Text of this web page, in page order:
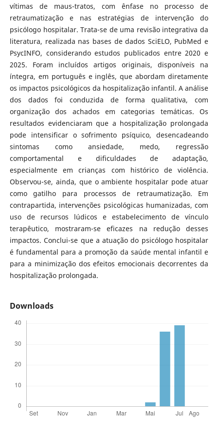
vítimas de maus-tratos, com ênfase no processo de
retraumatização e nas estratégias de intervenção do
psicólogo hospitalar. Trata-se de uma revisão integrativa da
literatura, realizada nas bases de dados SciELO, PubMed e
PsycINFO, considerando estudos publicados entre 2020 e
2025. Foram incluídos artigos originais, disponíveis na
íntegra, em português e inglês, que abordam diretamente
os impactos psicológicos da hospitalização infantil. A análise
dos dados foi conduzida de forma qualitativa, com
organização dos achados em categorias temáticas. Os
resultados evidenciaram que a hospitalização prolongada
pode intensificar o sofrimento psíquico, desencadeando
sintomas como ansiedade, medo, regressão
comportamental e dificuldades de adaptação,
especialmente em crianças com histórico de violência.
Observou-se, ainda, que o ambiente hospitalar pode atuar
como gatilho para processos de retraumatização. Em
contrapartida, intervenções psicológicas humanizadas, com
uso de recursos lúdicos e estabelecimento de vínculo
terapêutico, mostraram-se eficazes na redução desses
impactos. Conclui-se que a atuação do psicólogo hospitalar
é fundamental para a promoção da saúde mental infantil e
para a minimização dos efeitos emocionais decorrentes da
hospitalização prolongada.
Downloads